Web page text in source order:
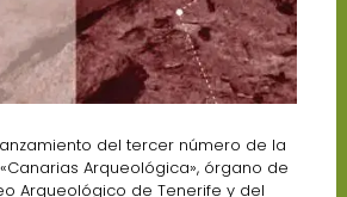
del tercer número de la
Arqueológica», órgano de
Arqueológico de Tenerife y del